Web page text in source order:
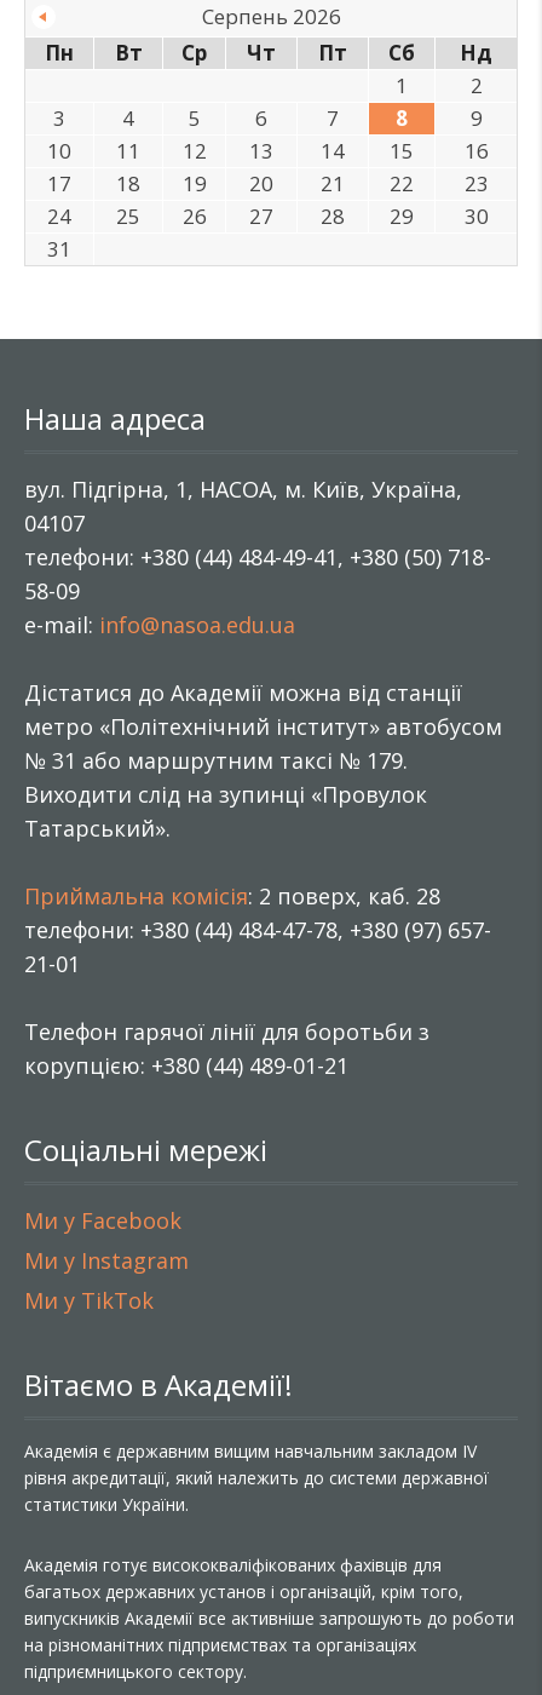
Серпень 2026
Пн
Вт Ср Чт Пт Сб
Нд
1
2
3
4 5 6 7 8
9
10
11 12 13 14 15
16
17
18 19 20 21 22
23
24
25 26 27 28 29
30
31
Наша адреса
вул. Підгірна, 1, НАСОА, м. Київ, Україна,
04107
телефони: +380 (44) 484-49-41, +380 (50) 718-
58-09
e-mail: info@nasoa.edu.ua
Дістатися до Академії можна від станції
метро «Політехнічний інститут» автобусом
№ 31 або маршрутним таксі № 179.
Виходити слід на зупинці «Провулок
Татарський».
Приймальна комісія: 2 поверх, каб. 28
телефони: +380 (44) 484-47-78, +380 (97) 657-
21-01
Телефон гарячої лінії для боротьби з
корупцією: +380 (44) 489-01-21
Соціальні мережі
Ми у Facebook
Ми у Instagram
Ми у TikTok
Вітаємо в Академії!
Академія є державним вищим навчальним закладом IV
рівня акредитації, який належить до системи державної
статистики України.
Академія готує висококваліфікованих фахівців для
багатьох державних установ і організацій, крім того,
випускників Академії все активніше запрошують до роботи
на різноманітних підприємствах та організаціях
підприємницького сектору.